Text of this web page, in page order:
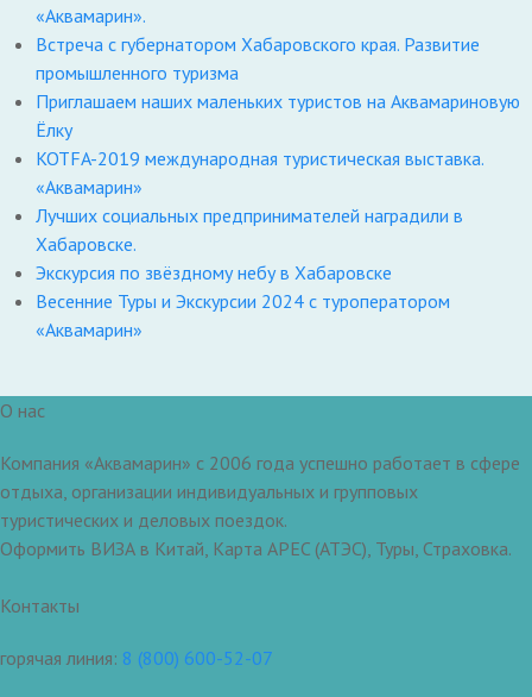
«Аквамарин».
Встреча с губернатором Хабаровского края. Развитие
промышленного туризма
Приглашаем наших маленьких туристов на Аквамариновую
Ёлку
KOTFA-2019 международная туристическая выставка.
«Аквамарин»
Лучших социальных предпринимателей наградили в
Хабаровске.
Экскурсия по звёздному небу в Хабаровске
Весенние Туры и Экскурсии 2024 с туроператором
«Аквамарин»
О нас
Компания «Аквамарин» с 2006 года успешно работает в сфере
отдыха, организации индивидуальных и групповых
туристических и деловых поездок.
Оформить ВИЗА в Китай, Карта APEC (АТЭС), Туры, Страховка.
Контакты
горячая линия: 8 (800) 600-52-07